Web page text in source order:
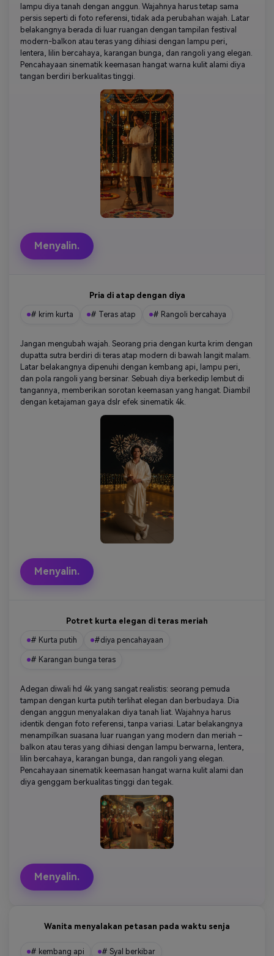
lampu diya tanah dengan anggun. Wajahnya harus tetap sama
persis seperti di foto referensi, tidak ada perubahan wajah. Latar
belakangnya berada di luar ruangan dengan tampilan festival
modern-balkon atau teras yang dihiasi dengan lampu peri,
lentera, lilin bercahaya, karangan bunga, dan rangoli yang elegan.
Pencahayaan sinematik keemasan hangat warna kulit alami diya
tangan berdiri berkualitas tinggi.
Menyalin.
Pria di atap dengan diya
# krim kurta # Teras atap # Rangoli bercahaya
Jangan mengubah wajah. Seorang pria dengan kurta krim dengan
dupatta sutra berdiri di teras atap modern di bawah langit malam.
Latar belakangnya dipenuhi dengan kembang api, lampu peri,
dan pola rangoli yang bersinar. Sebuah diya berkedip lembut di
tangannya, memberikan sorotan keemasan yang hangat. Diambil
dengan ketajaman gaya dslr efek sinematik 4k.
Menyalin.
Potret kurta elegan di teras meriah
# Kurta putih #diya pencahayaan
# Karangan bunga teras
Adegan diwali hd 4k yang sangat realistis: seorang pemuda
tampan dengan kurta putih terlihat elegan dan berbudaya. Dia
dengan anggun menyalakan diya tanah liat. Wajahnya harus
identik dengan foto referensi, tanpa variasi. Latar belakangnya
menampilkan suasana luar ruangan yang modern dan meriah –
balkon atau teras yang dihiasi dengan lampu berwarna, lentera,
lilin bercahaya, karangan bunga, dan rangoli yang elegan.
Pencahayaan sinematik keemasan hangat warna kulit alami dan
diya genggam berkualitas tinggi dan tegak.
Menyalin.
Wanita menyalakan petasan pada waktu senja
# kembang api # Syal berkibar